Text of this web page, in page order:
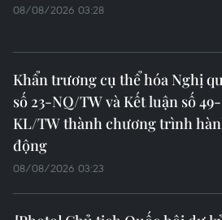
08/08/2026 03:28
Khẩn trương cụ thể hóa Nghị
số 23-NQ/TW và Kết luận số 49-
KL/TW thành chương trình
động
08/08/2026 03:23